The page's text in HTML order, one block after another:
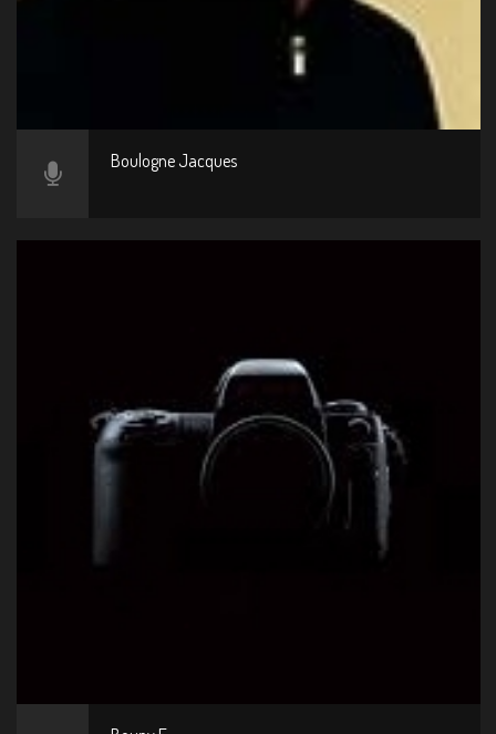
Boulogne Jacques